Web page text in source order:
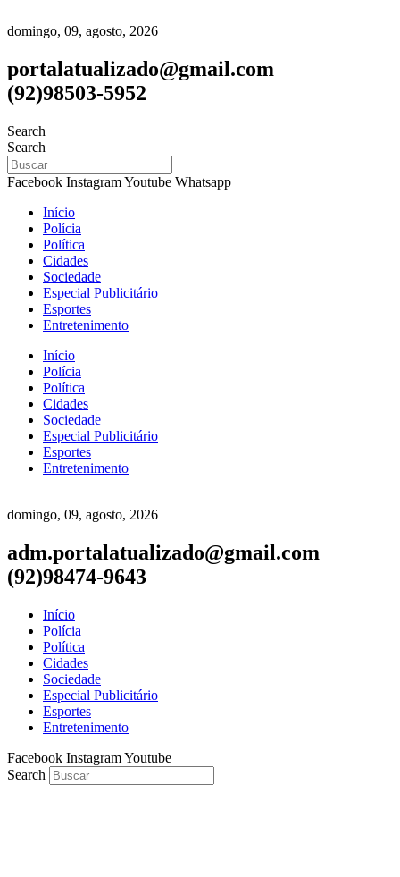
domingo, 09, agosto, 2026
portalatualizado@gmail.com
(92)98503-5952
Search
Search
Facebook InstagramYoutube Whatsapp
Início
Polícia
Política
Cidades
Sociedade
Especial Publicitário
Esportes
Entretenimento
Início
Polícia
Política
Cidades
Sociedade
Especial Publicitário
Esportes
Entretenimento
domingo, 09, agosto, 2026
adm.portalatualizado@gmail.com
(92)98474-9643
Início
Polícia
Política
Cidades
Sociedade
Especial Publicitário
Esportes
Entretenimento
Facebook InstagramYoutube
Search